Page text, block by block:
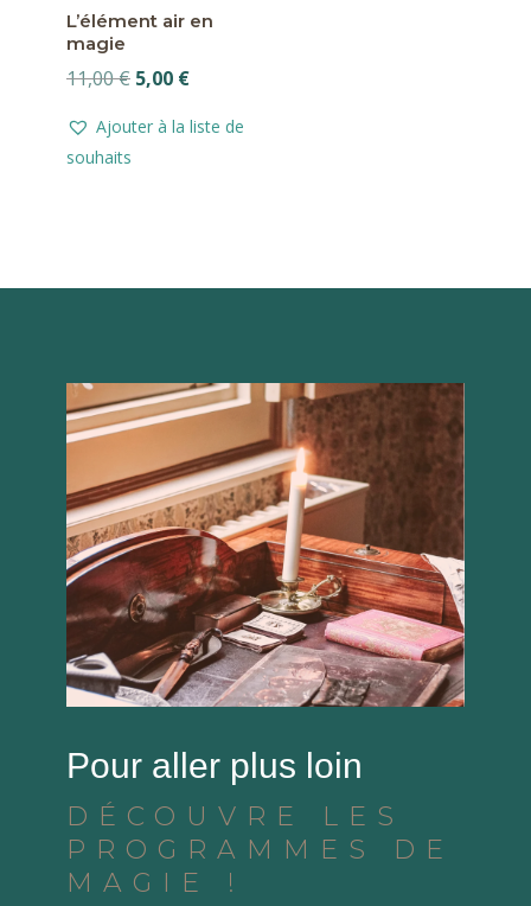
L’élément air en
magie
11,00€ Le
initial
5,00 €Le
actuel
Ajouter à la liste de
souhaits
Pour aller plus loin
DÉCOUVRE LES
PROGRAMMES DE
MAGIE !